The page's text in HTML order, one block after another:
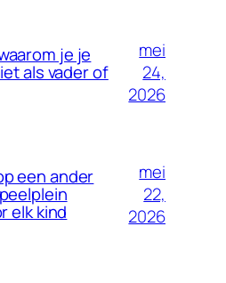
je je
als vader of
mei
24,
2026
een ander
elk kind
mei
22,
2026